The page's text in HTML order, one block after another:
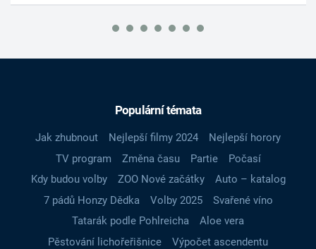
Populární témata
Jak zhubnout Nejlepší filmy 2024
Nejlepší horory
TV program
Změna času Partie
Počasí
Kdy budou volby
ZOO Nové začátky
Auto – katalog
7 pádů Honzy Dědka
Volby 2025
Svařené víno
Tatarák podle Pohlreicha
Aloe vera
Pěstování lichořeřišnice
Výpočet ascendentu